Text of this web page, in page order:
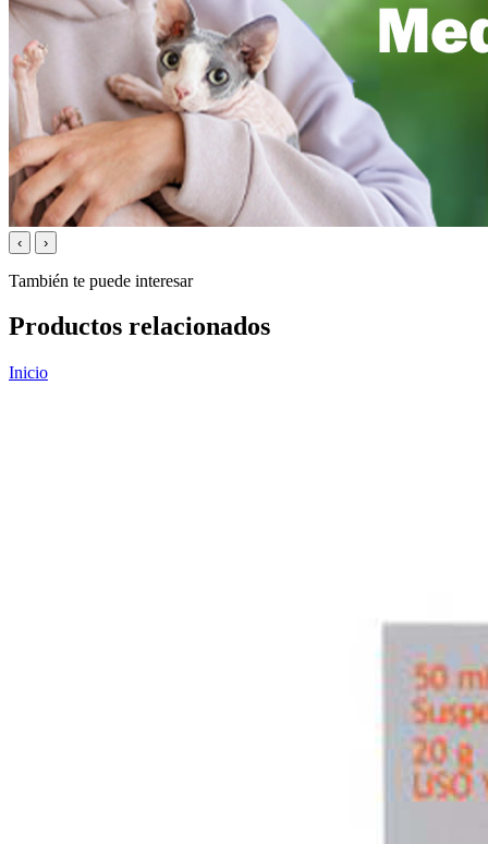
‹ ›
También te puede interesar
Productos relacionados
Inicio